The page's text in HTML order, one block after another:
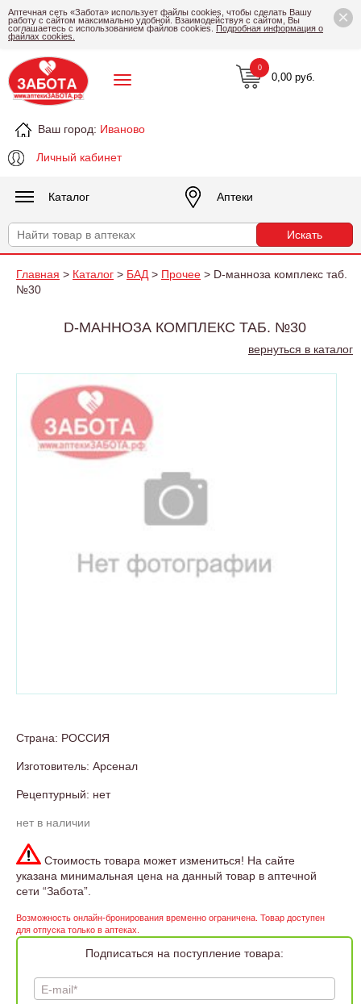
×
Аптечная сеть «Забота» использует файлы cookies, чтобы сделать Вашу
работу с сайтом максимально удобной. Взаимодействуя с сайтом, Вы
соглашаетесь с использованием файлов cookies. Подробная информация о
файлах cookies.
Ваш город: Иваново
Личный кабинет
0,00 руб.
0
Каталог Аптеки
Главная > Каталог > БАД > Прочее > D-манноза комплекс таб.
№30
D-МАННОЗА КОМПЛЕКС ТАБ. №30
вернуться в каталог
Страна: РОССИЯ
Изготовитель: Арсенал
Рецептурный: нет
нет в наличии
Стоимость товара может измениться! На сайте
указана минимальная цена на данный товар в аптечной
сети “Забота”.
Возможность онлайн-бронирования временно ограничена. Товар доступен
для отпуска только в аптеках.
Подписаться на поступление товара:
E-mail*